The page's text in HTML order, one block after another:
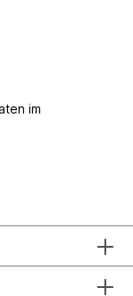
im